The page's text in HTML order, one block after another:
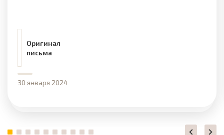
Оригинал
письма
30 января 2024